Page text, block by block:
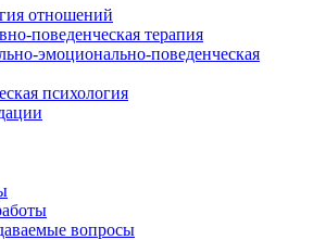
отношений
поведенческая терапия
эмоционально-поведенческая
психология
вопросы